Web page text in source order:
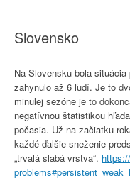
Slovensko
Na Slovensku bola
zahynulo až 6 ľudí. Je to
minulej sezóne je to
negatívnou štatistikou
počasia. Už na začiatku
každé ďalšie sneženie
„trvalá slabá vrstva“.